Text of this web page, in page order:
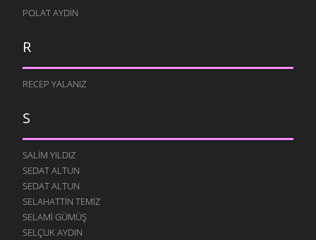
POLAT AYDIN
R
RECEP YALANIZ
S
SALIM YILDIZ
SEDAT ALTUN
SEDAT ALTUN
SELAHATTIN TEMIZ
SELAMI GÜMÜŞ
SELÇUK AYDIN